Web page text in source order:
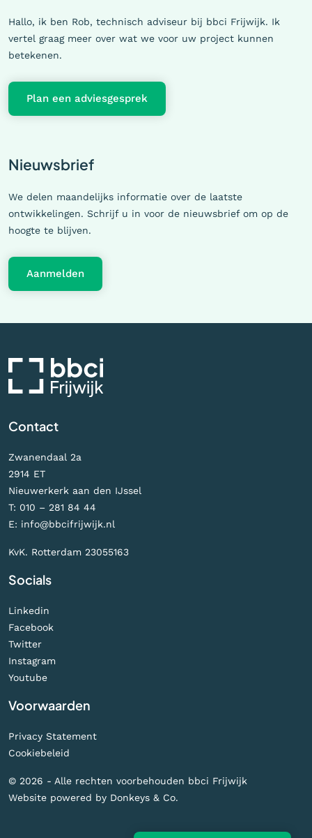
Hallo, ik ben Rob, technisch adviseur bij bbci Frijwijk. Ik
vertel graag meer over wat we voor uw project kunnen
betekenen.
Plan een adviesgesprek
Nieuwsbrief
We delen maandelijks informatie over de laatste
ontwikkelingen. Schrijf u in voor de nieuwsbrief om op de
hoogte te blijven.
Aanmelden
Contact
Zwanendaal 2a
2914 ET
Nieuwerkerk aan den IJssel
T: 010 – 281 84 44
E: info@bbcifrijwijk.nl
KvK. Rotterdam 23055163
Socials
Linkedin
Facebook
Twitter
Instagram
Youtube
Voorwaarden
Privacy Statement
Cookiebeleid
© 2026 - Alle rechten voorbehouden bbci Frijwijk
Website powered by Donkeys & Co.